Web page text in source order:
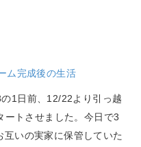
ム完成後の生活
1日前、12/22より引っ越
ートさせました。今日で3
いの実家に保管していた